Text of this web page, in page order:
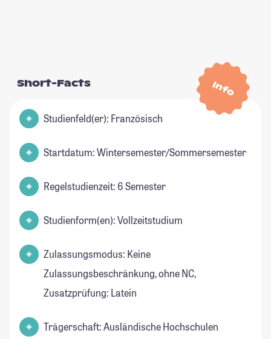
Info
Short-Facts
Studienfeld(er): Französisch
Startdatum: Wintersemester/Sommersemester
Regelstudienzeit: 6 Semester
Studienform(en): Vollzeitstudium
Zulassungsmodus: Keine
Zulassungsbeschränkung, ohne NC,
Zusatzprüfung: Latein
Trägerschaft: Ausländische Hochschulen